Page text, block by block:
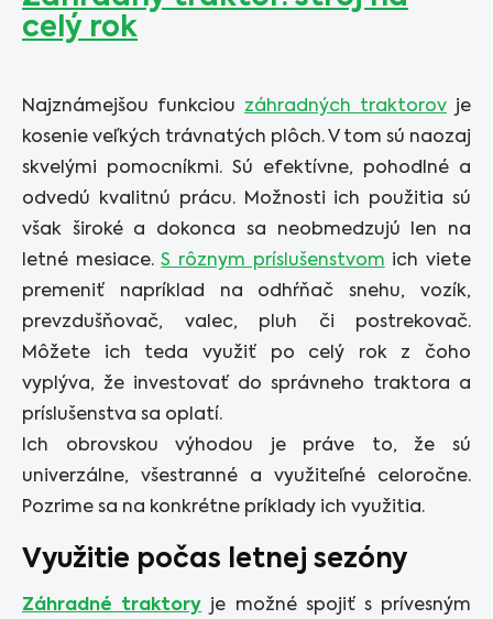
celý rok
Najznámejšou funkciou záhradných traktorov je
kosenie veľkých trávnatých plôch. V tom sú naozaj
skvelými pomocníkmi. Sú efektívne, pohodlné a
odvedú kvalitnú prácu. Možnosti ich použitia sú
však široké a dokonca sa neobmedzujú len na
letné mesiace.S rôznym príslušenstvom ich viete
premeniť napríklad na odhŕňač snehu, vozík,
prevzdušňovač, valec, pluh či postrekovač.
Môžete ich teda využiť po celý rok z čoho
vyplýva, že investovať do správneho traktora a
príslušenstva sa oplatí.
Ich obrovskou výhodou je práve to, že sú
univerzálne, všestranné a využiteľné celoročne.
Pozrime sa na konkrétne príklady ich využitia.
Využitie počas letnej sezóny
Záhradné traktory je možné spojiť s prívesným